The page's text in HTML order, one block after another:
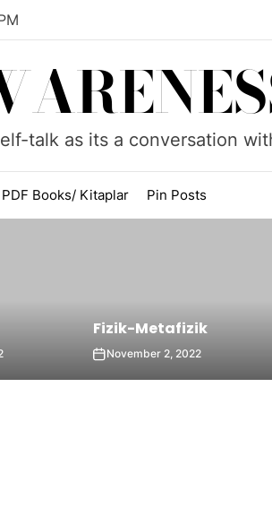
talk as its a conversation
PDF Books/ Kitaplar Pin Posts
cevabı
February 2, 2026